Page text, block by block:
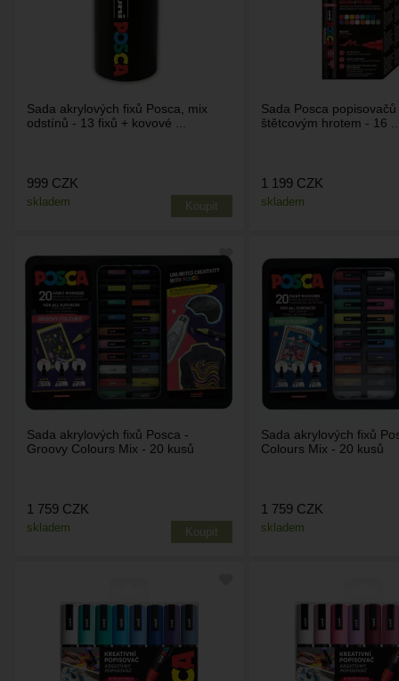
Sada akrylových fixů Posca, mix
odstínů - 13 fixů + kovové ...
skladem
999 CZK
Sada Posca
štětcovým hrotem - 16
skladem
1 199 CZK
Sada akrylových fixů Posca -
Groovy Colours Mix - 20 kusů
skladem
1 759 CZK
Sada akrylových fixů
Colours Mix - 20 kusů
skladem
1 759 CZK